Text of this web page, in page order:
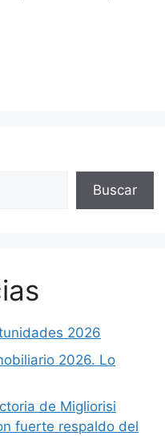
Buscar
2026
2026. Lo
de Migliorisi
fuerte respaldo del